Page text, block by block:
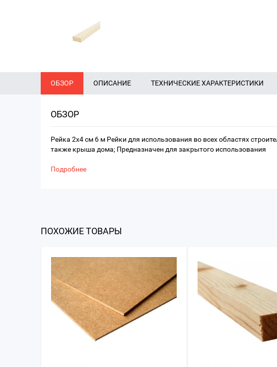
ОБЗОР ОПИСАНИЕ ТЕХНИЧЕСКИЕ ХАРАКТЕРИСТИКИ
ОБЗОР
Рейка 2х4 см 6 м Рейки для использования во всех областях
также крыша дома; Предназначен для закрытого использования
Подробнее
ПОХОЖИЕ ТОВАРЫ